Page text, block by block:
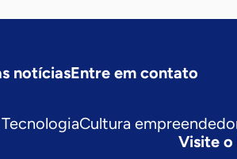
notíciasEntre em contato
Cultura
Visite o